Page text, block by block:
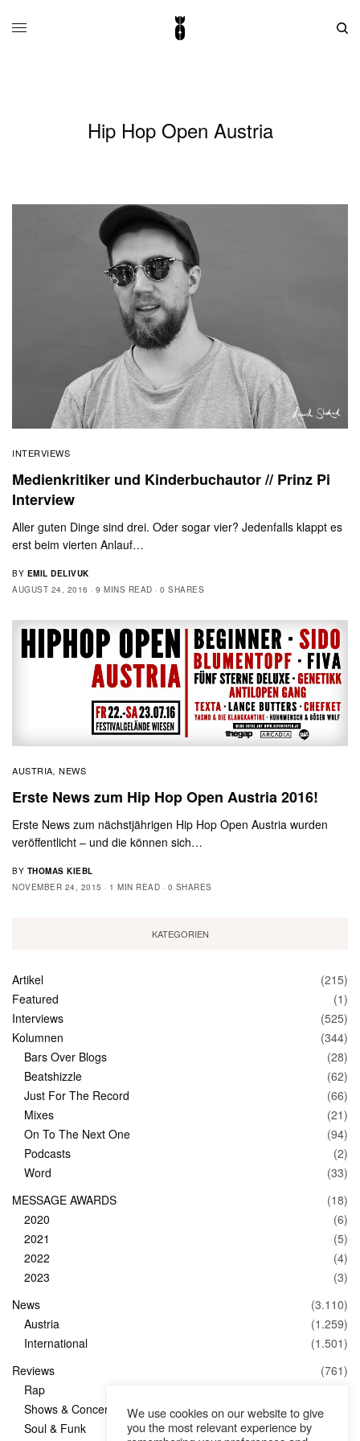
Hip Hop Open Austria
INTERVIEWS
Medienkritiker und Kinderbuchautor // Prinz Pi
Interview
Aller guten Dinge sind drei. Oder sogar vier? Jedenfalls klappt es
erst beim vierten Anlauf…
BY EMIL DELIVUK
AUGUST 24, 2016
9 MINS READ 0 SHARES
AUSTRIA, NEWS
Erste News zum Hip Hop Open Austria 2016!
Erste News zum nächstjährigen Hip Hop Open Austria wurden
veröffentlicht – und die können sich…
BY THOMAS KIEBL
NOVEMBER 24, 2015
1 MIN READ 0 SHARES
KATEGORIEN
Artikel
(215)
Featured
(1)
Interviews
(525)
Kolumnen
(344)
Bars Over Blogs
(28)
Beatshizzle
(62)
Just For The Record
(66)
Mixes
(21)
On To The Next One
(94)
Podcasts
(2)
Word
(33)
MESSAGE AWARDS
(18)
2020
(6)
2021
(5)
2022
(4)
2023
(3)
News
(3.110)
Austria
(1.259)
International
(1.501)
Reviews
(761)
Rap
Shows & Concerts
(347)
Soul & Funk
We use cookies on our website to give
you the most relevant experience by